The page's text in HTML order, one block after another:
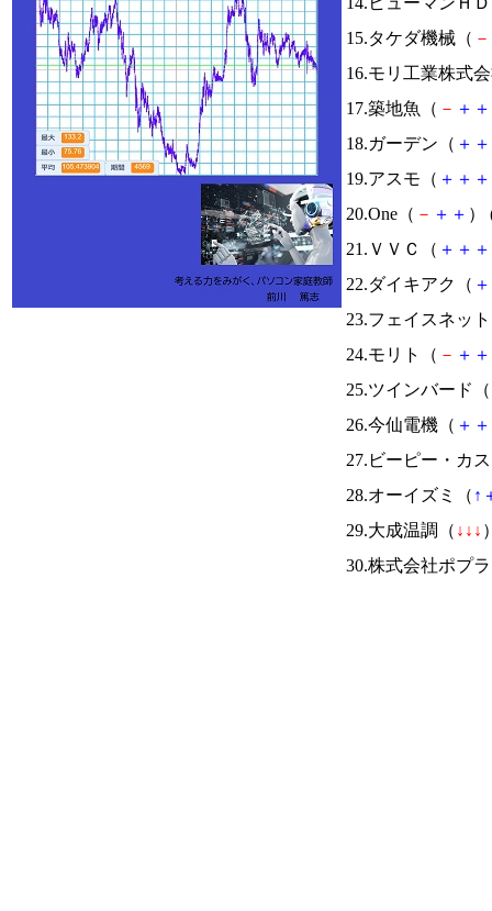
15.タケダ機械（ －
16.モリ工業株式
17.築地魚（ － ＋ ＋
18.ガーデン（ ＋ ＋
19.アスモ（ ＋ ＋ ＋
20.One（ － ＋ ＋ ）
21.ＶＶＣ（ ＋ ＋ ＋
22.ダイキアク（ ＋
23.フェイスネッ
24.モリト（ － ＋ ＋
25.ツインバード（
26.今仙電機（ ＋ ＋
27.ビーピー・カ
28.オーイズミ（ ↑
29.大成温調（ ↓ ↓ ↓
30.株式会社ポプ